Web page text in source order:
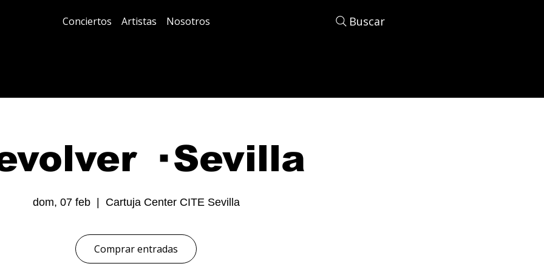
Conciertos Artistas Nosotros Buscar
· Sevilla
dom, 07 feb
  |
Cartuja Center CITE Sevilla
Comprar entradas